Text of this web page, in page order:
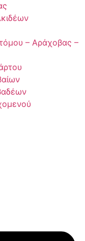
– Αράχοβας –